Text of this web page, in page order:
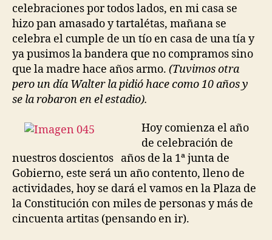
celebraciones por todos lados, en mi casa se
hizo pan amasado y tartalétas, mañana se
celebra el cumple de un tío en casa de una tía y
ya pusimos la bandera que no compramos sino
que la madre hace años armo. (Tuvimos otra
pero un día Walter la pidió hace como 10 años y
se la robaron en el estadio).
Hoy comienza el año
de celebración de
nuestros doscientos años de la 1ª junta de
Gobierno, este será un año contento, lleno de
actividades, hoy se dará el vamos en la Plaza de
la Constitución con miles de personas y más de
cincuenta artitas (pensando en ir).